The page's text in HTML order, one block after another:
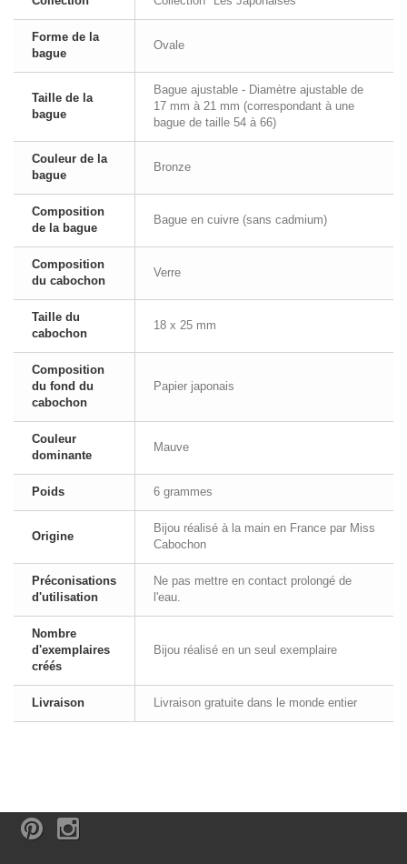
Forme de la
bague
Ovale
Taille de la
bague
Bague ajustable - Diamètre ajustable de
17 mm à 21 mm (correspondant à une
bague de taille 54 à 66)
Couleur de la
bague
Bronze
Composition
de la bague
Bague en cuivre (sans cadmium)
Composition
du cabochon
Verre
Taille du
cabochon
18 x 25 mm
Composition
du fond du
cabochon
Papier japonais
Couleur
dominante
Mauve
Poids 6 grammes
Origine
Bijou réalisé à la main en France par Miss
Cabochon
Préconisations
d'utilisation
Ne pas mettre en contact prolongé de
l'eau.
Nombre
d'exemplaires
créés
Bijou réalisé en un seul exemplaire
Livraison Livraison gratuite dans le monde entier